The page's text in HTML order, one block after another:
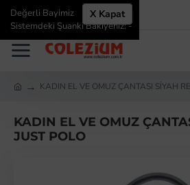
ÜYE GIRIŞI ÜYE OL
X Kapat
Değerli Bayimiz
Sistemdeki Şuanki Bakiyeniz: -
KADIN EL VE OMUZ ÇANTASI SİYAH
KADIN EL VE OMUZ
JUST POLO